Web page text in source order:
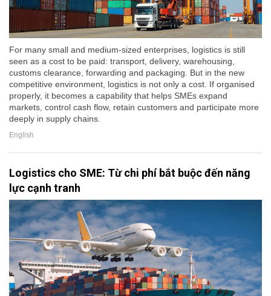
For many small and medium-sized enterprises, logistics is still
seen as a cost to be paid: transport, delivery, warehousing,
customs clearance, forwarding and packaging. But in the new
competitive environment, logistics is not only a cost. If organised
properly, it becomes a capability that helps SMEs expand
markets, control cash flow, retain customers and participate more
deeply in supply chains.
English
Logistics cho SME: Từ chi phí bắt buộc đến năng
lực cạnh tranh